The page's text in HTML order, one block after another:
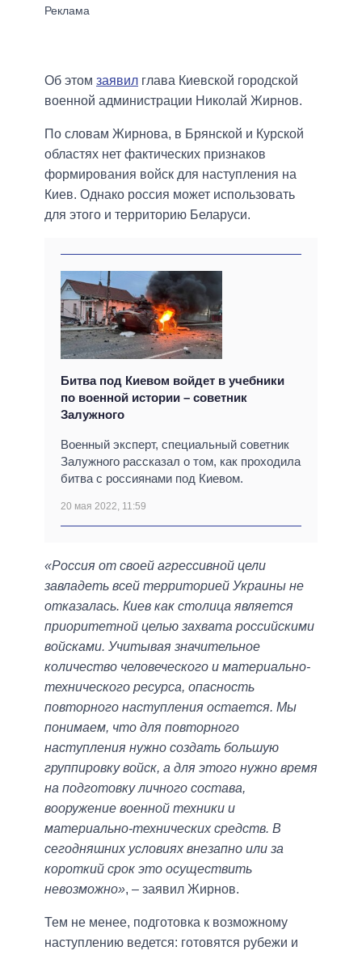
Об этом заявил глава Киевской городской
военной администрации Николай Жирнов.
По словам Жирнова, в Брянской и Курской
областях нет фактических признаков
формирования войск для наступления на
Киев. Однако россия может использовать
для этого и территорию Беларуси.
Битва под Киевом войдет в учебники
по военной истории – советник
Залужного
Военный эксперт, специальный советник
Залужного рассказал о том, как проходила
битва с россиянами под Киевом.
20 мая 2022, 11:59
«Россия от своей агрессивной цели
завладеть всей территорией Украины не
отказалась. Киев как столица является
приоритетной целью захвата российскими
войсками. Учитывая значительное
количество человеческого и материально-
технического ресурса, опасность
повторного наступления остается. Мы
понимаем, что для повторного
наступления нужно создать большую
группировку войск, а для этого нужно время
на подготовку личного состава,
вооружение военной техники и
материально-технических средств. В
сегодняшних условиях внезапно или за
короткий срок это осуществить
невозможно», – заявил Жирнов.
Тем не менее, подготовка к возможному
наступлению ведется: готовятся рубежи и